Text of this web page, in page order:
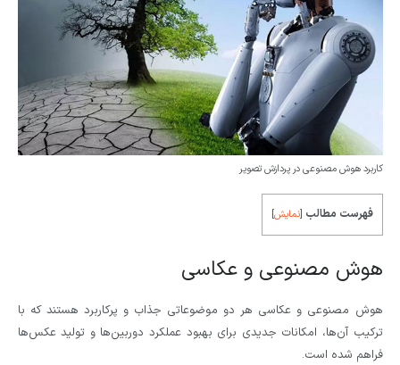
کاربرد هوش مصنوعی در پردازش تصویر
فهرست مطالب [نمایش]
هوش مصنوعی و عکاسی
هوش مصنوعی و عکاسی هر دو موضوعاتی جذاب و پرکاربرد هستند که با
ترکیب آن‌ها، امکانات جدیدی برای بهبود عملکرد دوربین‌ها و تولید عکس‌ها
فراهم شده است.